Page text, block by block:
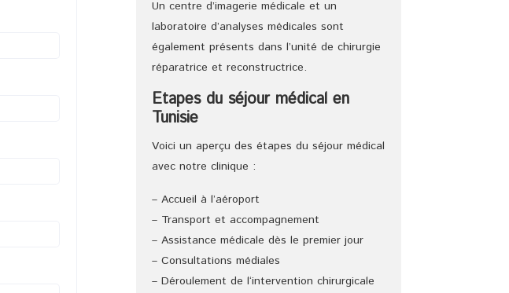
Un centre d’imagerie médicale et un
laboratoire d’analyses médicales sont
également présents dans l’unité de chirurgie
réparatrice et reconstructrice.
Etapes du séjour médical en
Tunisie
Voici un aperçu des étapes du séjour médical
avec notre clinique :
– Accueil à l’aéroport
– Transport et accompagnement
– Assistance médicale dès le premier jour
– Consultations médiales
– Déroulement de l‘intervention chirurgicale